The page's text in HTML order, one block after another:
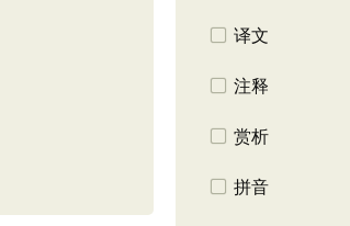
译文
注释
赏析
拼音